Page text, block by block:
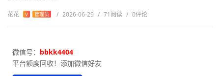
花花 V 管理员 / 2026-06-29 / 71阅读 / 0评论
微信号： bbkk4404
平台额度回收！添加微信好友